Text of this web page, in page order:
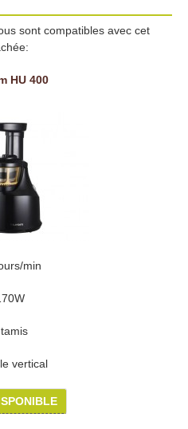
sont compatibles avec cet
HU 400
min
vertical